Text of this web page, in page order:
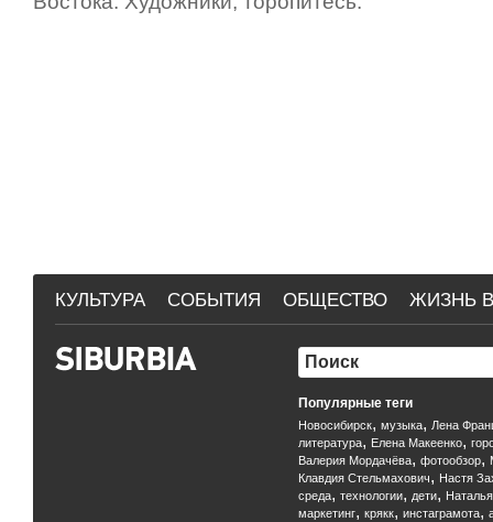
КУЛЬТУРА СОБЫТИЯ ОБЩЕСТВО ЖИЗНЬ
Популярные теги
Новосибирск, музыка, Лена
литература, Елена Макеенко,
Валерия Мордачёва, фотообзор,
Клавдия Стельмахович, Настя
среда, технологии, дети,
маркетинг, крякк, инстаграмота,